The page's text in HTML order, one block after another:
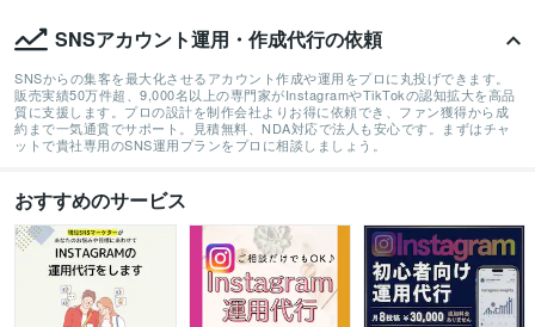
SNSアカウント運用・作成代行の依頼
SNSからの集客を最大化させるアカウント作成や運用をプロに丸投げできます。
販売実績50万件超、9,000名以上の専門家がInstagramやTikTokの認知拡大を高品
質に支援します。プロの設計を制作会社よりお得に依頼でき、ファン獲得から成
約まで一気通貫でサポート。見積無料、NDA対応で法人も安心です。まずはチャ
ットで貴社専用のSNS運用プランをプロに相談しましょう。
おすすめのサービス